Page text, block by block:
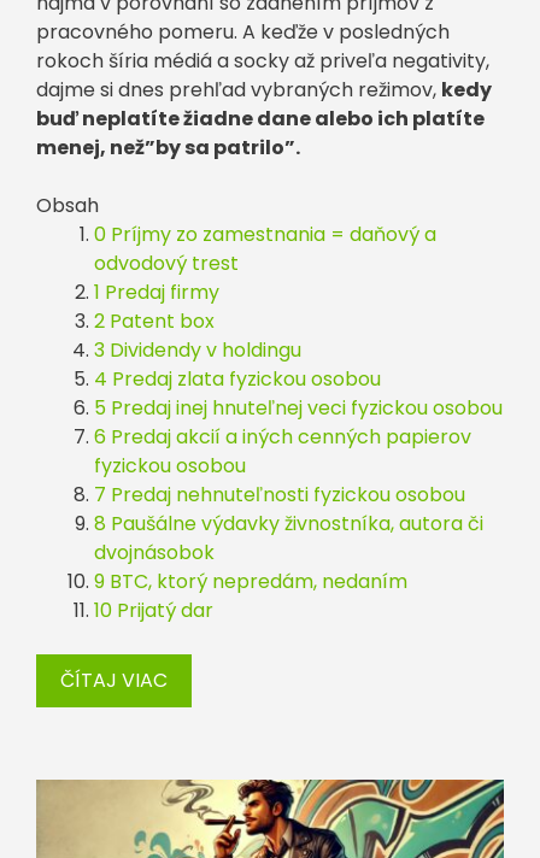
pracovného pomeru. A keďže v posledných
rokoch šíria médiá a socky až priveľa negativity,
dajme si dnes prehľad vybraných režimov, kedy
buď neplatíte žiadne dane alebo ich platíte
menej, než”by sa patrilo”.
Obsah
0 Príjmy zo zamestnania = daňový a
odvodový trest
1 Predaj firmy
2 Patent box
3 Dividendy v holdingu
4 Predaj zlata fyzickou osobou
5 Predaj inej hnuteľnej veci fyzickou osobou
6 Predaj akcií a iných cenných papierov
fyzickou osobou
7 Predaj nehnuteľnosti fyzickou osobou
8 Paušálne výdavky živnostníka, autora či
dvojnásobok
9 BTC, ktorý nepredám, nedaním
10 Prijatý dar
ČÍTAJ VIAC